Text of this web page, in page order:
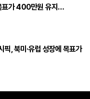
표가 400만원 유지…
, 북미·유럽 성장에 목표가